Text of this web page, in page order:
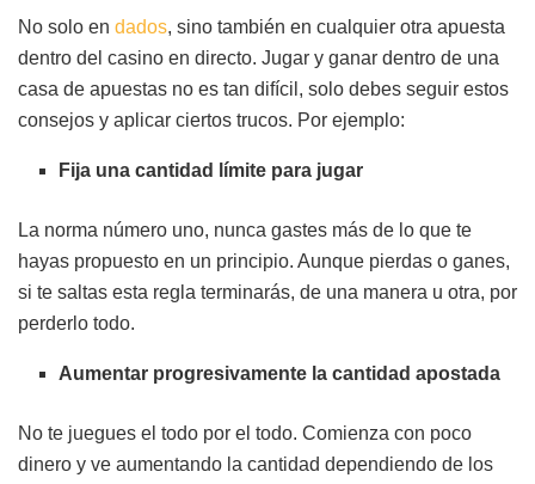
No solo en dados, sino también en cualquier otra apuesta
dentro del casino en directo. Jugar y ganar dentro de una
casa de apuestas no es tan difícil, solo debes seguir estos
consejos y aplicar ciertos trucos. Por ejemplo:
Fija una cantidad límite para jugar
La norma número uno, nunca gastes más de lo que te
hayas propuesto en un principio. Aunque pierdas o ganes,
si te saltas esta regla terminarás, de una manera u otra, por
perderlo todo.
Aumentar progresivamente la cantidad apostada
No te juegues el todo por el todo. Comienza con poco
dinero y ve aumentando la cantidad dependiendo de los